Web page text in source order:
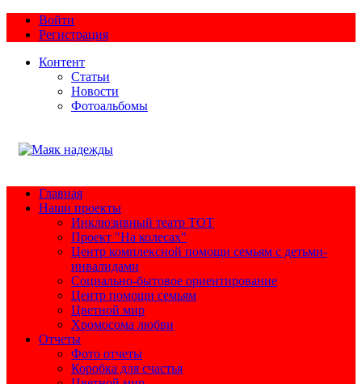
Войти
Регистрация
Контент
Статьи
Новости
Фотоальбомы
Главная
Наши проекты
Инклюзивный театр ТОТ
Проект "На колесах"
Центр комплексной помощи семьям с детьми-
инвалидами
Социально-бытовое ориентирование
Центр помощи семьям
Цветной мир
Хромосома любви
Отчеты
Фото отчеты
Коробка для счастья